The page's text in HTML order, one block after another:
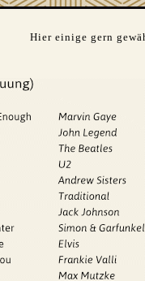
Hier einige gern